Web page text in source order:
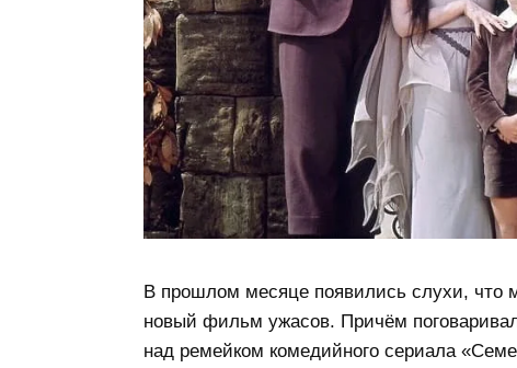
В прошлом месяце появились слухи, что
новый фильм ужасов. Причём
над ремейком комедийного сериала